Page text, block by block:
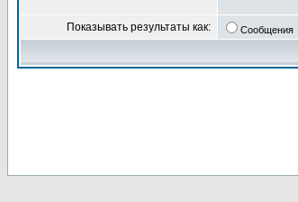
Показывать результаты как: Сообщения